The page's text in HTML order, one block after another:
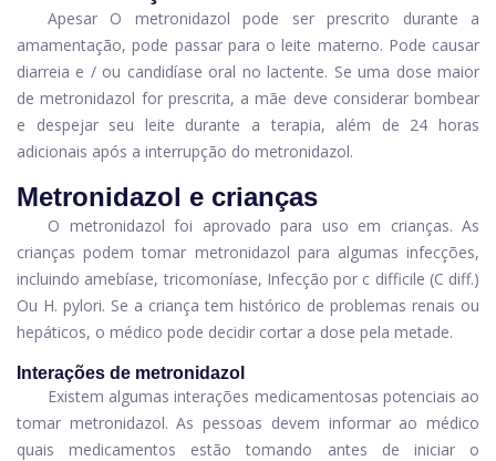
Apesar
O metronidazol pode ser prescrito durante a
amamentação, pode passar para o leite materno. Pode causar
diarreia e / ou candidíase oral no lactente. Se uma dose maior
de metronidazol for prescrita, a mãe deve considerar bombear
e despejar seu leite durante a terapia, além de 24 horas
adicionais após a interrupção do metronidazol.
Metronidazol e crianças
O metronidazol foi aprovado para uso em crianças. As
crianças podem tomar metronidazol para algumas infecções,
incluindo amebíase, tricomoníase, Infecção por c difficile (C diff.)
Ou H. pylori. Se a criança tem histórico de problemas renais ou
hepáticos, o médico pode decidir cortar a dose pela metade.
Interações de metronidazol
Existem algumas interações medicamentosas potenciais ao
tomar metronidazol. As pessoas devem informar ao médico
quais medicamentos estão tomando antes de iniciar o